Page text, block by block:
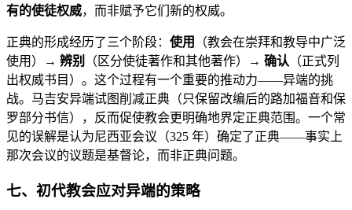
有的使徒权威，而非赋予它们新的权威。
正典的形成经历了三个阶段： 使用
（教会在崇拜和教导中广泛
使用）→ 辨别 （区分使徒著作和其他著作）→ 确认 （正式列
出权威书目）。这个过程有一个重要的推动力——异端的挑
战。马吉安异端试图削减正典（只保留改编后的路加福音和保
罗部分书信），反而促使教会更明确地界定正典范围。一个常
见的误解是认为尼西亚会议（325 年）确定了正典——事实上
那次会议的议题是基督论，而非正典问题。
七、初代教会应对异端的策略